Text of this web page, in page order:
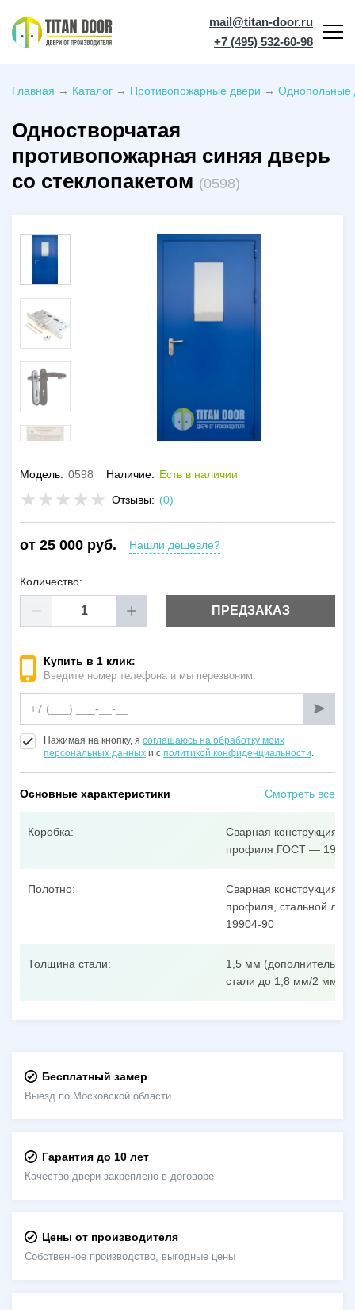
mail@titan-door.ru
+7 (495) 532-60-98
Главная → Каталог → Противопожарные двери → Однопольные
Одностворчатая
противопожарная синяя дверь
со стеклопакетом (0598)
Модель: 0598 Наличие: Есть в наличии
Отзывы: (0)
от 25 000 руб. Нашли дешевле?
Количество:
ПРЕДЗАКАЗ
Купить в 1 клик:
Введите номер телефона и мы перезвоним:
Нажимая на кнопку, я соглашаюсь на обработку моих
персональных данных и с политикой конфиденциальности.
Основные характеристики Смотреть все
Коробка:
Сварная конструкция из
профиля ГОСТ —
Полотно:
Сварная конструкция из
профиля, стальной
19904-90
Толщина стали:
1,5 мм
стали до 1,8 мм/2 мм/3
Бесплатный замер
Выезд по Московской области
Гарантия до 10 лет
Качество двери закреплено в договоре
Цены от производителя
Собственное производство, выгодные цены